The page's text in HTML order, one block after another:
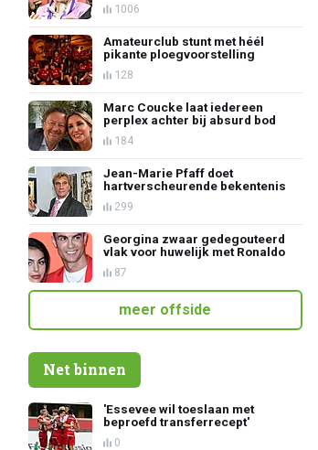
1006
Amateurclub stunt met héél
pikante ploegvoorstelling
128
Marc Coucke laat iedereen
perplex achter bij absurd bod
184
Jean-Marie Pfaff doet
hartverscheurende bekentenis
299
Georgina zwaar gedegouteerd
vlak voor huwelijk met Ronaldo
87
meer offside
Net binnen
'Essevee wil toeslaan met
beproefd transferrecept'
0